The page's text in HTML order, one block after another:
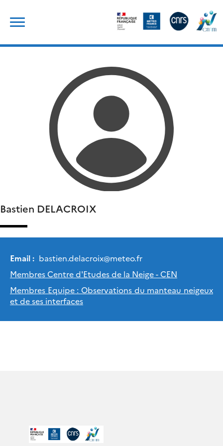
content
Bastien DELACROIX
Email : bastien.delacroix@meteo.fr
Membres Centre d'Etudes de la Neige - CEN
Membres Equipe : Observations du manteau neigeux
et de ses interfaces